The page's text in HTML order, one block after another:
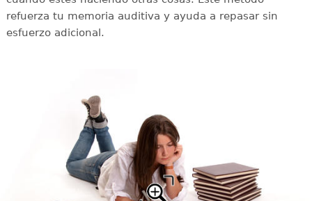
refuerza tu memoria auditiva y ayuda a repasar sin
esfuerzo adicional.